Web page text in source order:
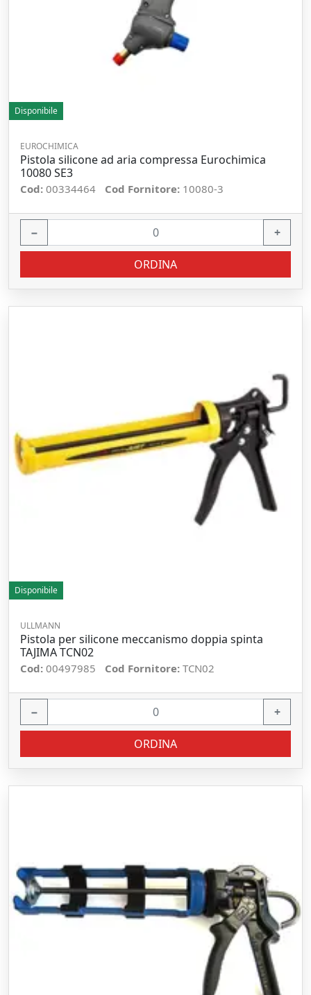
Disponibile
EUROCHIMICA
Pistola silicone ad aria compressa Eurochimica
10080 SE3
Cod: 00334464 Cod Fornitore: 10080-3
− +
ORDINA
Disponibile
ULLMANN
Pistola per silicone meccanismo doppia spinta
TAJIMA TCN02
Cod: 00497985 Cod Fornitore: TCN02
− +
ORDINA